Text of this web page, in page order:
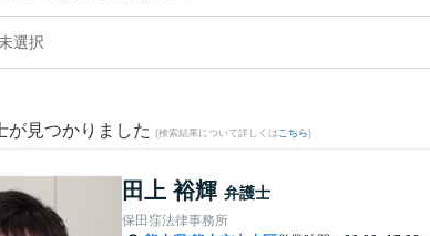
未選択
が見つかりました (検索結果について詳しくは こちら)
田上 裕輝 弁護士
保田窪法律事務所